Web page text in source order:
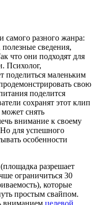
разного жанра:
сведения,
что они подходят для
Психолог,
поделиться маленьким
свою
поделится
сохранят этот клип
снять
внимание к своему
для успешного
особенности
разрешает
ограничиться 30
которые
простым свайпом.